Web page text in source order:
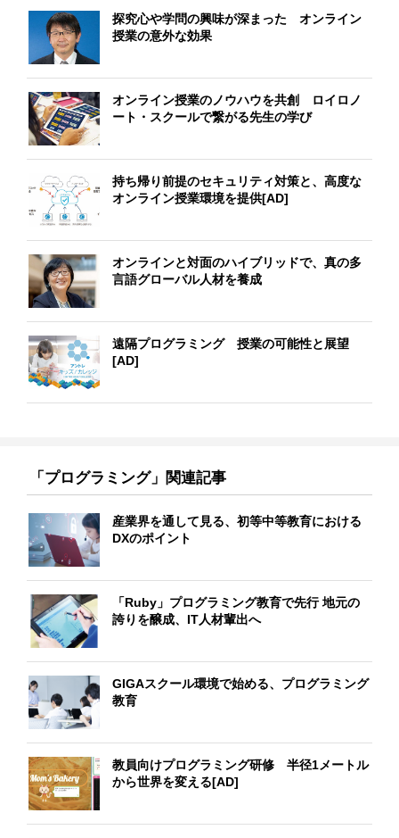
探究心や学問の興味が深まった オンライン
授業の意外な効果
オンライン授業のノウハウを共創 ロイロノ
ート・スクールで繋がる先生の学び
持ち帰り前提のセキュリティ対策と、高度な
オンライン授業環境を提供[AD]
オンラインと対面のハイブリッドで、真の多
言語グローバル人材を養成
遠隔プログラミング 授業の可能性と展望
[AD]
「プログラミング」関連記事
産業界を通して見る、初等中等教育における
DXのポイント
「Ruby」プログラミング教育で先行 地元の
誇りを醸成、IT人材輩出へ
GIGAスクール環境で始める、プログラミング
教育
教員向けプログラミング研修 半径1メートル
から世界を変える[AD]